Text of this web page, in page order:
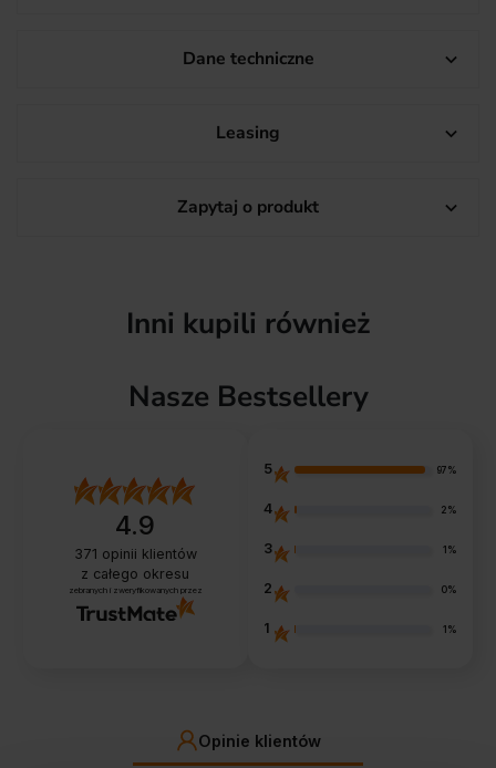
Dane techniczne 
Leasing 
Zapytaj o produkt 
Inni kupili również
Nasze Bestsellery
4.9
371 opinii klientów
z całego okresu
zebranych i zweryfikowanych przez
5 97%
4 2%
3 1%
2 0%
1 1%
Opinie klientów